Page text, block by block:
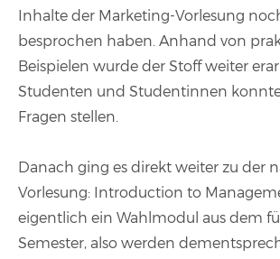
Inhalte der Marketing-Vorlesung
besprochen haben. Anhand von
Beispielen wurde der Stoff weiter
Studenten und Studentinnen
Fragen stellen.
Danach ging es direkt weiter zu der
Vorlesung: Introduction to
eigentlich ein Wahlmodul aus dem
Semester, also werden